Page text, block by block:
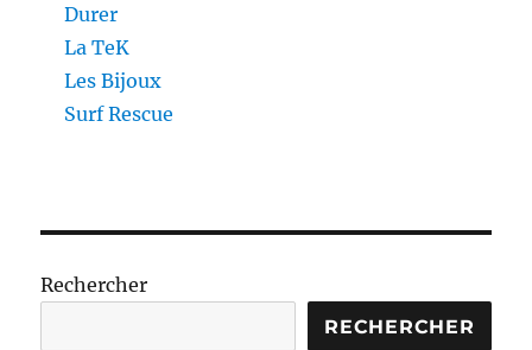
Durer
La TeK
Les Bijoux
Surf Rescue
Rechercher
RECHERCHER